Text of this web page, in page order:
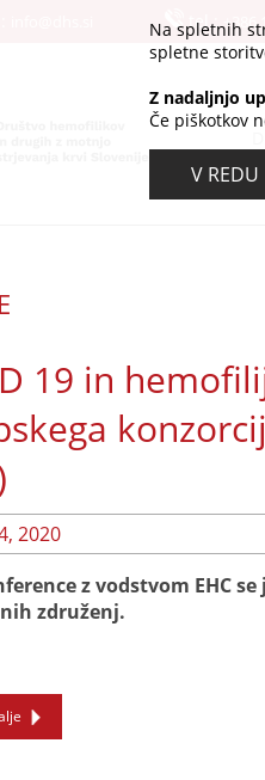
tel.:+386
19 in
2020
z vodstvom EHC
združenj.
Na spletnih
spletne
Z nadaljnjo
Če piškotkov
V REDU